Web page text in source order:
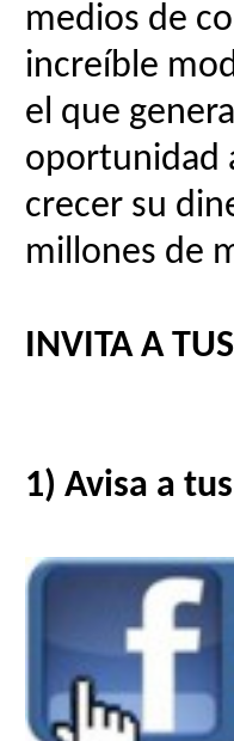
medios de
increíble
el que
oportunidad
crecer su
millones de
INVITA A
1) Avisa a